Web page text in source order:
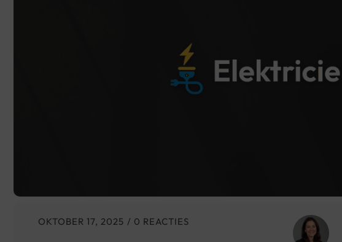
OKTOBER 17, 2025 / 0 REACTIES